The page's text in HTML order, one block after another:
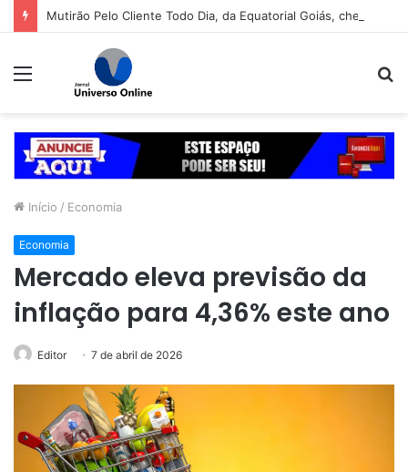
Menu
Início / Economia
Economia
Mercado eleva previsão da
inflação para 4,36% este ano
Editor 7 de abril de 2026